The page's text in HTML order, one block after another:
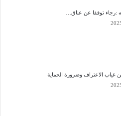
:رجاء توقفا عن عناق…
غياب الاعتراف وضرورة الحماية